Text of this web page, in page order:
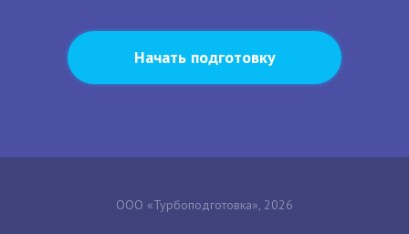
Начать подготовку
ООО «Турбоподготовка», 2026